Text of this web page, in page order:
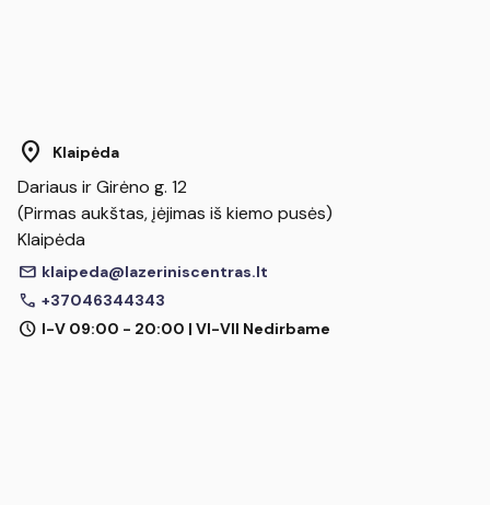
location_on Klaipėda
Dariaus ir Girėno g. 12
(Pirmas aukštas, įėjimas iš kiemo pusės)
Klaipėda
mail klaipeda@lazeriniscentras.lt
call +37046344343
schedule I-V 09:00 - 20:00 | VI-VII Nedirbame